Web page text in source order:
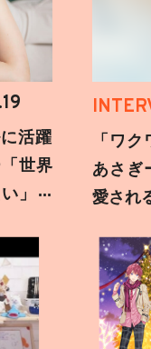
活躍
世界
」新
「ワ
あさぎ
愛され